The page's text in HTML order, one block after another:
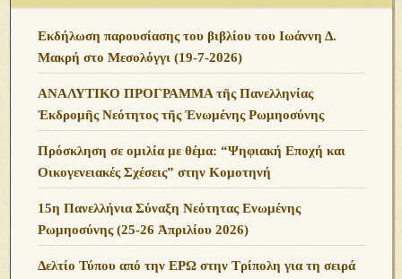
Εκδήλωση παρουσίασης του βιβλίου του Ιωάννη Δ.
Μακρή στο Μεσολόγγι (19-7-2026)
ΑΝΑΛΥΤΙΚΟ ΠΡΟΓΡΑΜΜΑ τῆς Πανελληνίας
Ἐκδρομῆς Νεότητος τῆς Ἑνωμένης Ρωμηοσύνης
Πρόσκληση σε ομιλία με θέμα: “Ψηφιακή Εποχή και
Οικογενειακές Σχέσεις” στην Κομοτηνή
15η Πανελλήνια Σύναξη Νεότητας Ενωμένης
Ρωμηοσύνης (25-26 Ἀπριλίου 2026)
Δελτίο Τύπου από την ΕΡΩ στην Τρίπολη για τη σειρά